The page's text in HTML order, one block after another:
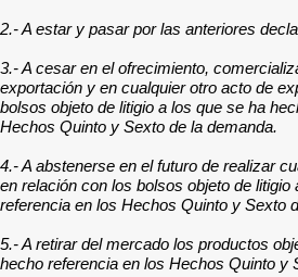
2.- A estar y pasar por las anteriores
3.- A cesar en el ofrecimiento,
exportación y en cualquier otro acto de
bolsos objeto de litigio a los que se ha
Hechos Quinto y Sexto de la demanda.
4.- A abstenerse en el futuro de realizar
en relación con los bolsos objeto de litigio
referencia en los Hechos Quinto y Sexto
5.- A retirar del mercado los productos
hecho referencia en los Hechos Quinto y